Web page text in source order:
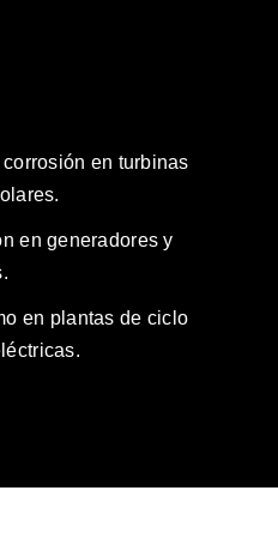
en turbinas
en generadores y
en plantas de ciclo